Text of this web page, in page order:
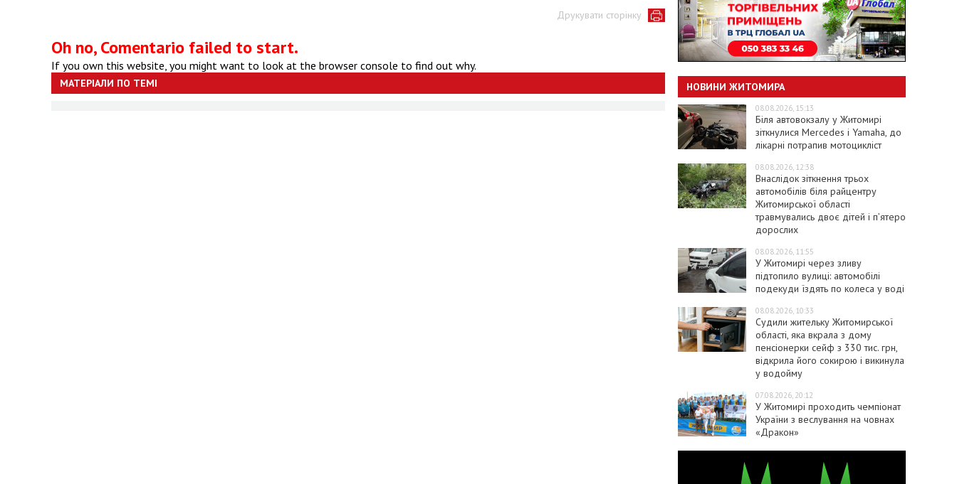
Друкувати сторінку
Oh no, Comentario failed to start.
If you own this website, you might want to look at the browser console to find out why.
МАТЕРІАЛИ ПО ТЕМІ НОВИНИ ЖИТОМИРА
08.08.2026, 15:13
Біля автовокзалу у Житомирі
зіткнулися Mercedes і Yamaha, до
лікарні потрапив мотоцикліст
08.08.2026, 12:38
Внаслідок зіткнення трьох
автомобілів біля райцентру
Житомирської області
травмувались двоє дітей і пʼятеро
дорослих
08.08.2026, 11:55
У Житомирі через зливу
підтопило вулиці: автомобілі
подекуди їздять по колеса у воді
08.08.2026, 10:33
Судили жительку Житомирської
області, яка вкрала з дому
пенсіонерки сейф з 330 тис. грн,
відкрила його сокирою і викинула
у водойму
07.08.2026, 20:12
У Житомирі проходить чемпіонат
України з веслування на човнах
«Дракон»